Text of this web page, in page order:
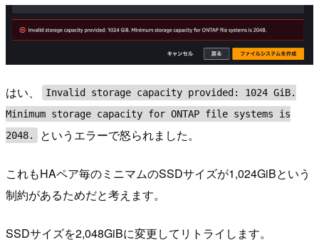
はい、
Invalid storage capacity provided: 1024 GiB.
Minimum storage capacity for ONTAP file systems is
2048.
というエラーで怒られました。
これもHAペア毎のミニマムのSSDサイズが1,024GiBという
制約があるためだと考えます。
SSDサイズを2,048GiBに変更してリトライします。